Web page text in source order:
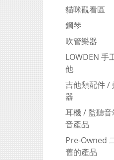
貓咪觀看區
鋼琴
吹管樂器
LOWDEN 手
他
吉他類配件 /
器
耳機 / 監聽
音產品
Pre-Owned
舊的產品